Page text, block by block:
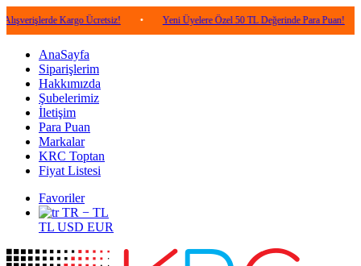
Kargo Ücretsiz! • Yeni Üyelere Özel 50 TL Değerinde Para Puan! •
AnaSayfa
Siparişlerim
Hakkımızda
Şubelerimiz
İletişim
Para Puan
Markalar
KRC Toptan
Fiyat Listesi
Favoriler
TR − TL
TL USD EUR